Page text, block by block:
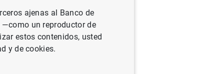
ajenas al Banco de
un reproductor de
estos contenidos, usted
y de cookies.